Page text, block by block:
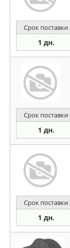
Срок поставки
1 дн.
Срок поставки
1 дн.
Срок поставки
1 дн.